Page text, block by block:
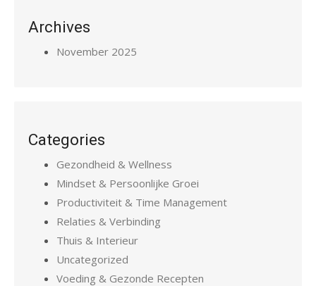
Archives
November 2025
Categories
Gezondheid & Wellness
Mindset & Persoonlijke Groei
Productiviteit & Time Management
Relaties & Verbinding
Thuis & Interieur
Uncategorized
Voeding & Gezonde Recepten